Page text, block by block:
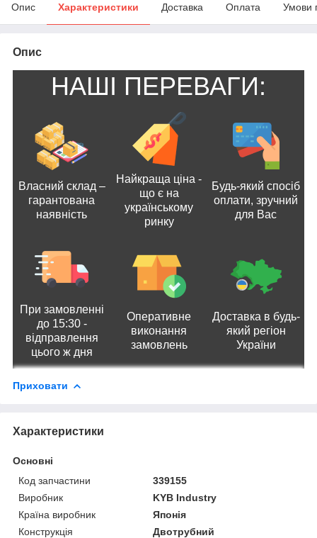
Опис Характеристики Доставка Оплата Умови
Опис
НАШІ ПЕРЕВАГИ:
Власний склад –
гарантована
наявність
Найкраща ціна -
що є на
українському
ринку
Будь-який спосіб
оплати, зручний
для Вас
При замовленні
до 15:30 -
відправлення
цього ж дня
Оперативне
виконання
замовлень
Доставка в будь-
який регіон
України
Приховати
Характеристики
Основні
Код запчастини
339155
Виробник
KYB Industry
Країна виробник
Японія
Конструкція
Двотрубний